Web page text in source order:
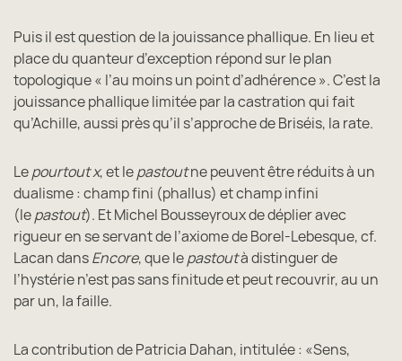
Puis il est question de la jouissance phallique. En lieu et
place du quanteur d’exception répond sur le plan
topologique « l’au moins un point d’adhérence ». C’est la
jouissance phallique limitée par la castration qui fait
qu’Achille, aussi près qu’il s’approche de Briséis, la rate.
Lepourtout x, et lepastoutne peuvent être réduits à un
dualisme : champ fini (phallus) et champ infini
(lepastout). Et Michel Bousseyroux de déplier avec
rigueur en se servant de l’axiome de Borel-Lebesque, cf.
Lacan dansEncore, que lepastoutà distinguer de
l’hystérie n’est pas sans finitude et peut recouvrir, au un
par un, la faille.
La contribution de Patricia Dahan, intitulée : «Sens,